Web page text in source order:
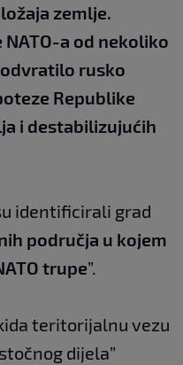
zemlje.
a od nekoliko
rusko
Republike
i destabilizujućih
identificirali grad
područja u kojem
trupe”.
teritorijalnu vezu
dijela”